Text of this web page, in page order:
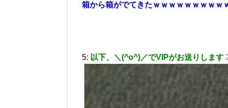
箱から箱がでてきたｗｗｗｗｗｗｗｗｗ
5: 以下、＼(^o^)／でVIPがお送りします